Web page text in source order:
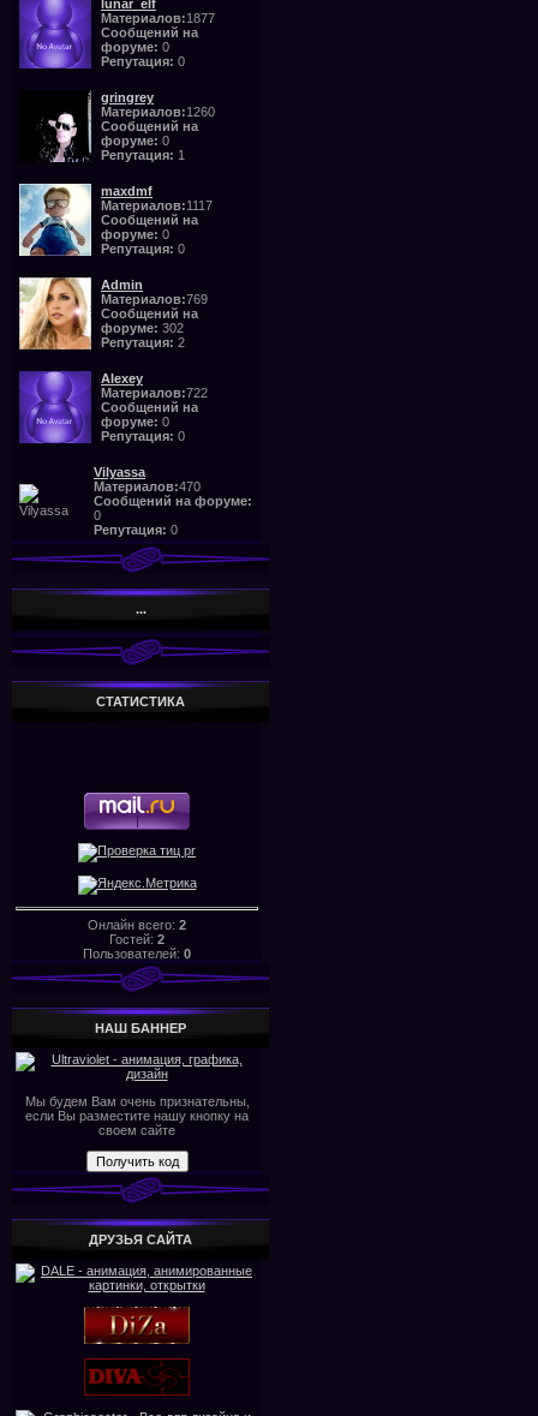
lunar_elf
Материалов:1877
Сообщений на
форуме: 0
Репутация: 0
gringrey
Материалов:1260
Сообщений на
форуме: 0
Репутация: 1
maxdmf
Материалов:1117
Сообщений на
форуме: 0
Репутация: 0
Admin
Материалов:769
Сообщений на
форуме: 302
Репутация: 2
Alexey
Материалов:722
Сообщений на
форуме: 0
Репутация: 0
Vilyassa
Материалов:470
Сообщений на форуме:
0
Репутация: 0
...
СТАТИСТИКА
Онлайн всего: 2
Гостей: 2
Пользователей: 0
НАШ БАHHЕР
Мы будем Вам очень признательны,
если Вы разместите нашу кнопку на
своем сайте
ДРУЗЬЯ САЙТА